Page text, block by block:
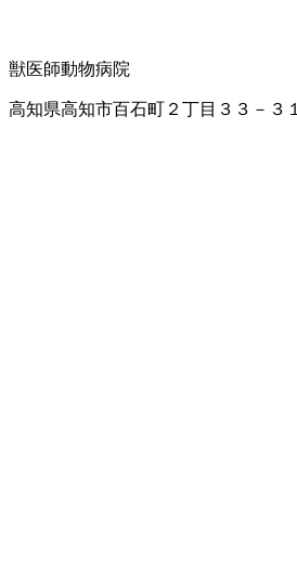
獣医師動物病院
高知県高知市百石町２丁目３３－３１